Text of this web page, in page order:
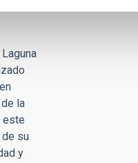
la
este
su
y